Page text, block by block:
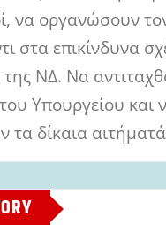
να οργανώσουν
στα επικίνδυνα
ΝΔ. Να
Υπουργείου και
τα δίκαια